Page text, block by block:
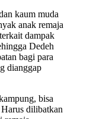
kaum muda
anak remaja
dampak
Dedeh
bagi para
dianggap
bisa
dilibatkan